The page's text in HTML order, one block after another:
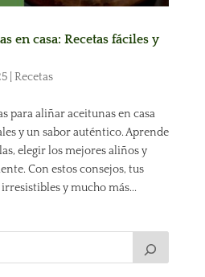
en casa: Recetas fáciles y
| Recetas
para aliñar aceitunas en casa
y un sabor auténtico. Aprende
elegir los mejores aliños y
Con estos consejos, tus
y mucho más...